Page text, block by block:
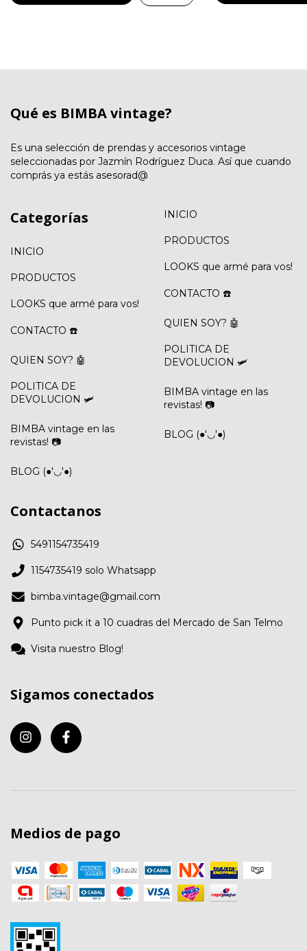
Qué es BIMBA vintage?
Es una selección de prendas y accesorios vintage
seleccionadas por Jazmín Rodríguez Duca. Así que cuando
comprás ya estás asesorad@
Categorías
INICIO
PRODUCTOS
LOOKS que armé para vos!
CONTACTO ☎️
QUIEN SOY? 🤖
POLITICA DE
DEVOLUCION 🛩️
BIMBA vintage en las
revistas! 📷
BLOG (●'◡'●)
INICIO
PRODUCTOS
LOOKS que armé para vos!
CONTACTO ☎️
QUIEN SOY? 🤖
POLITICA DE
DEVOLUCION 🛩️
BIMBA vintage en las
revistas! 📷
BLOG (●'◡'●)
Contactanos
5491154735419
1154735419 solo Whatsapp
bimba.vintage@gmail.com
Punto pick it a 10 cuadras del Mercado de San Telmo
Visita nuestro Blog!
Sigamos conectados
Medios de pago